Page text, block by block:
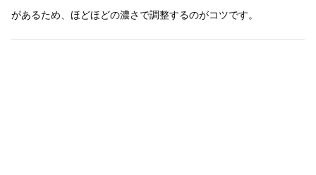
があるため、ほどほどの濃さで調整するのがコツです。